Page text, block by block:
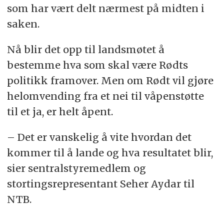
som har vært delt nærmest på midten i
saken.
Nå blir det opp til landsmøtet å
bestemme hva som skal være Rødts
politikk framover. Men om Rødt vil gjøre
helomvending fra et nei til våpenstøtte
til et ja, er helt åpent.
– Det er vanskelig å vite hvordan det
kommer til å lande og hva resultatet blir,
sier sentralstyremedlem og
stortingsrepresentant Seher Aydar til
NTB.